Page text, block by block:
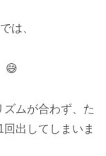
は、
😅
ズムが合わず、た
出してしまいま